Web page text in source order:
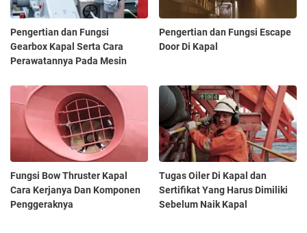
Pengertian dan Fungsi
Gearbox Kapal Serta Cara
Perawatannya Pada Mesin
Pengertian dan Fungsi Escape
Door Di Kapal
Fungsi Bow Thruster Kapal
Cara Kerjanya Dan Komponen
Penggeraknya
Tugas Oiler Di Kapal dan
Sertifikat Yang Harus Dimiliki
Sebelum Naik Kapal